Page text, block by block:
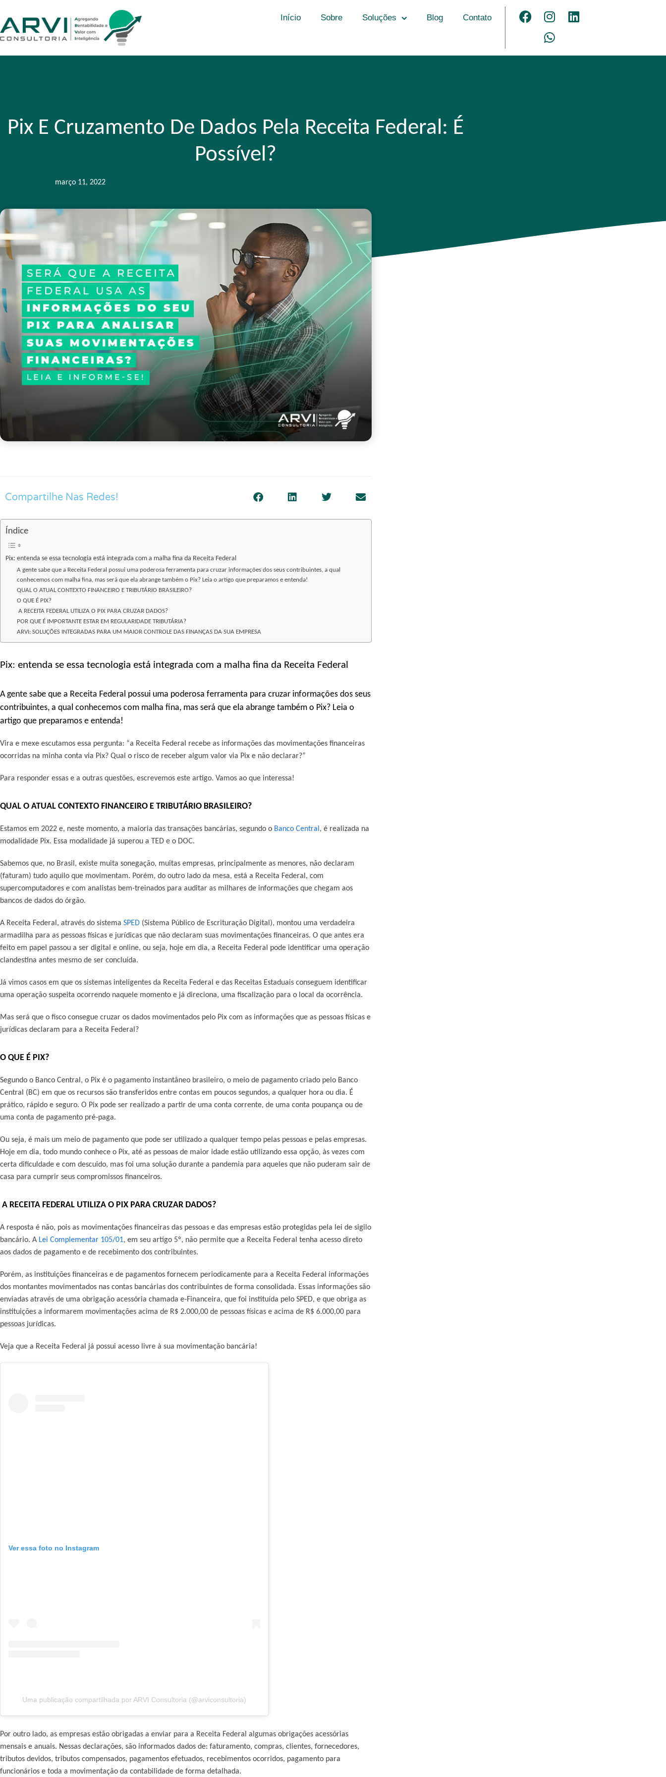
Início Sobre Soluções Blog Contato
Pix E Cruzamento De Dados Pela Receita Federal: É
Possível?
março 11, 2022
Compartilhe Nas Redes!
Índice
Pix: entenda se essa tecnologia está integrada com a malha fina da Receita Federal
A gente sabe que a Receita Federal possui uma poderosa ferramenta para cruzar informações dos seus contribuintes, a qual
conhecemos com malha fina, mas será que ela abrange também o Pix? Leia o artigo que preparamos e entenda!
QUAL O ATUAL CONTEXTO FINANCEIRO E TRIBUTÁRIO BRASILEIRO?
O QUE É PIX?
A RECEITA FEDERAL UTILIZA O PIX PARA CRUZAR DADOS?
POR QUE É IMPORTANTE ESTAR EM REGULARIDADE TRIBUTÁRIA?
ARVI: SOLUÇÕES INTEGRADAS PARA UM MAIOR CONTROLE DAS FINANÇAS DA SUA EMPRESA
Pix: entenda se essa tecnologia está integrada com a malha fina da Receita Federal
A gente sabe que a Receita Federal possui uma poderosa ferramenta para cruzar informações dos seus
contribuintes, a qual conhecemos com malha fina, mas será que ela abrange também o Pix? Leia o
artigo que preparamos e entenda!
Vira e mexe escutamos essa pergunta: “a Receita Federal recebe as informações das movimentações financeiras
ocorridas na minha conta via Pix? Qual o risco de receber algum valor via Pix e não declarar?”
Para responder essas e a outras questões, escrevemos este artigo. Vamos ao que interessa!
QUAL O ATUAL CONTEXTO FINANCEIRO E TRIBUTÁRIO BRASILEIRO?
Estamos em 2022 e, neste momento, a maioria das transações bancárias, segundo o Banco Central , é realizada na
modalidade Pix. Essa modalidade já superou a TED e o DOC.
Sabemos que, no Brasil, existe muita sonegação, muitas empresas, principalmente as menores, não declaram
(faturam) tudo aquilo que movimentam. Porém, do outro lado da mesa, está a Receita Federal, com
supercomputadores e com analistas bem-treinados para auditar as milhares de informações que chegam aos
bancos de dados do órgão.
A Receita Federal, através do sistema SPED (Sistema Público de Escrituração Digital), montou uma verdadeira
armadilha para as pessoas físicas e jurídicas que não declaram suas movimentações financeiras. O que antes era
feito em papel passou a ser digital e online, ou seja, hoje em dia, a Receita Federal pode identificar uma operação
clandestina antes mesmo de ser concluída.
Já vimos casos em que os sistemas inteligentes da Receita Federal e das Receitas Estaduais conseguem identificar
uma operação suspeita ocorrendo naquele momento e já direciona, uma fiscalização para o local da ocorrência.
Mas será que o fisco consegue cruzar os dados movimentados pelo Pix com as informações que as pessoas físicas e
jurídicas declaram para a Receita Federal?
O QUE É PIX?
Segundo o Banco Central, o Pix é o pagamento instantâneo brasileiro, o meio de pagamento criado pelo Banco
Central (BC) em que os recursos são transferidos entre contas em poucos segundos, a qualquer hora ou dia. É
prático, rápido e seguro. O Pix pode ser realizado a partir de uma conta corrente, de uma conta poupança ou de
uma conta de pagamento pré-paga.
Ou seja, é mais um meio de pagamento que pode ser utilizado a qualquer tempo pelas pessoas e pelas empresas.
Hoje em dia, todo mundo conhece o Pix, até as pessoas de maior idade estão utilizando essa opção, às vezes com
certa dificuldade e com descuido, mas foi uma solução durante a pandemia para aqueles que não puderam sair de
casa para cumprir seus compromissos financeiros.
A RECEITA FEDERAL UTILIZA O PIX PARA CRUZAR DADOS?
A resposta é não, pois as movimentações financeiras das pessoas e das empresas estão protegidas pela lei de sigilo
bancário. A Lei Complementar 105/01, em seu artigo 5º, não permite que a Receita Federal tenha acesso direto
aos dados de pagamento e de recebimento dos contribuintes.
Porém, as instituições financeiras e de pagamentos fornecem periodicamente para a Receita Federal informações
dos montantes movimentados nas contas bancárias dos contribuintes de forma consolidada. Essas informações são
enviadas através de uma obrigação acessória chamada e-Financeira, que foi instituída pelo SPED, e que obriga as
instituições a informarem movimentações acima de R$ 2.000,00 de pessoas físicas e acima de R$ 6.000,00 para
pessoas jurídicas.
Veja que a Receita Federal já possui acesso livre à sua movimentação bancária!
Ver essa foto no Instagram
Uma publicação compartilhada por ARVI Consultoria (@arviconsultoria)
Por outro lado, as empresas estão obrigadas a enviar para a Receita Federal algumas obrigações acessórias
mensais e anuais. Nessas declarações, são informados dados de: faturamento, compras, clientes, fornecedores,
tributos devidos, tributos compensados, pagamentos efetuados, recebimentos ocorridos, pagamento para
funcionários e toda a movimentação da contabilidade de forma detalhada.